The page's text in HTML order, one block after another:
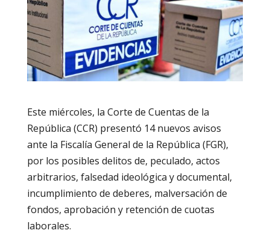
Este miércoles, la Corte de Cuentas de la
República (CCR) presentó 14 nuevos avisos
ante la Fiscalía General de la República (FGR),
por los posibles delitos de, peculado, actos
arbitrarios, falsedad ideológica y documental,
incumplimiento de deberes, malversación de
fondos, aprobación y retención de cuotas
laborales.